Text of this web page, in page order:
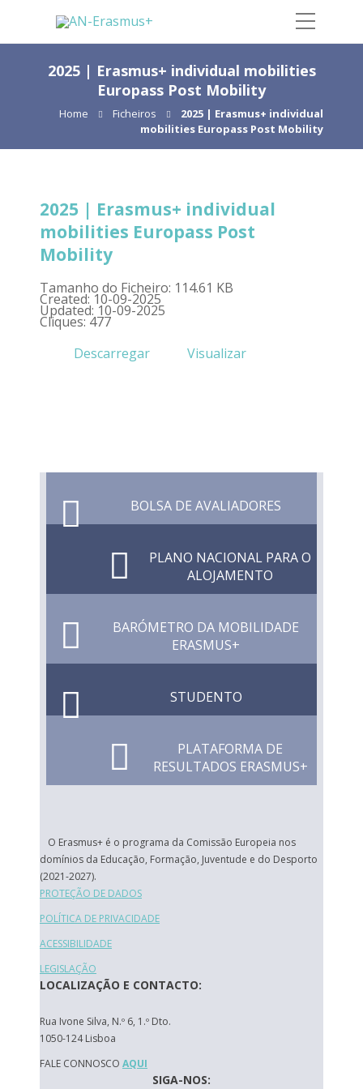
2025 | Erasmus+ individual mobilities
Europass Post Mobility
Home Ficheiros
2025 | Erasmus+ individual
mobilities Europass Post Mobility
2025 | Erasmus+ individual
mobilities Europass Post
Mobility
Tamanho do Ficheiro: 114.61 KB
Created: 10-09-2025
Updated: 10-09-2025
Cliques: 477
Descarregar
Visualizar
BOLSA DE AVALIADORES
PLANO NACIONAL PARA O
ALOJAMENTO
BARÓMETRO DA MOBILIDADE
ERASMUS+
STUDENTO
PLATAFORMA DE
RESULTADOS ERASMUS+
O Erasmus+ é o programa da Comissão Europeia nos
domínios da Educação, Formação, Juventude e do Desporto
(2021-2027).
PROTEÇÃO DE DADOS
POLÍTICA DE PRIVACIDADE
ACESSIBILIDADE
LEGISLAÇÃO
LOCALIZAÇÃO E CONTACTO:
Rua Ivone Silva, N.º 6, 1.º Dto.
1050-124 Lisboa
FALE CONNOSCO AQUI
SIGA-NOS: